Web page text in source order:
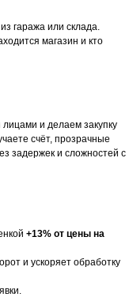
гаража или склада.
магазин и кто
и делаем закупку
счёт, прозрачные
задержек и сложностей с
+13% от цены на
и ускоряет обработку